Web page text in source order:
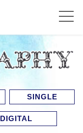
SINGLE
DIGITAL